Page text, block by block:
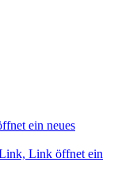
ein neues
Link öffnet ein